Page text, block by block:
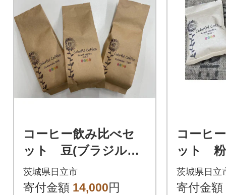
コーヒー飲み比べセ
ット 豆(ブラジル・
コロンビア・グァテ
マラ)200g×各1袋
茨城県日立市
寄付金額 14,000円
コーヒ
ット 粉
コロン
マラ
茨城県日立
寄付金額